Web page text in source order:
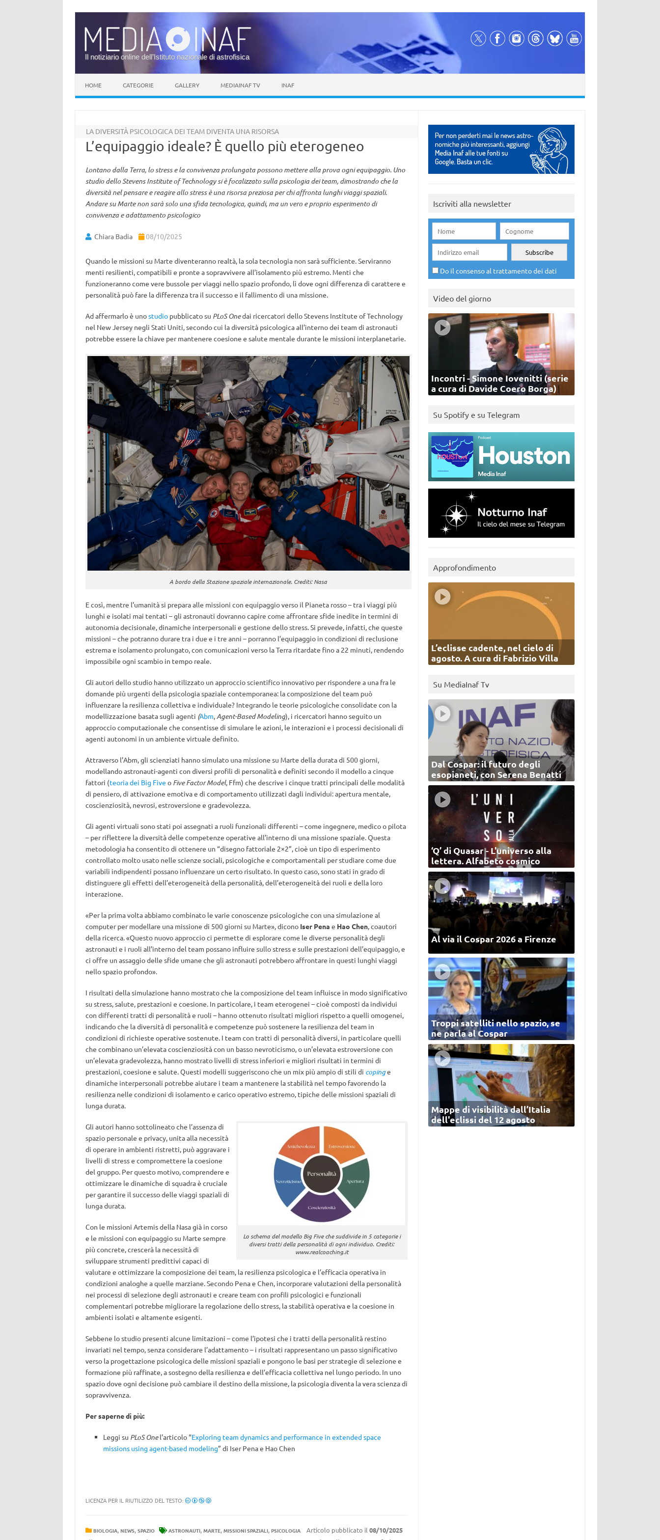
Il notiziario online dell’Istituto nazionale di astrofisica
HOME CATEGORIE GALLERY MEDIAINAF TV INAF
LA DIVERSITÀ PSICOLOGICA DEI TEAM DIVENTA UNA RISORSA
L’equipaggio ideale? È quello più eterogeneo
Lontano dalla Terra, lo stress e la convivenza prolungata possono mettere alla prova ogni equipaggio. Uno
studio dello Stevens Institute of Technology si è focalizzato sulla psicologia dei team, dimostrando che la
diversità nel pensare e reagire allo stress è una risorsa preziosa per chi affronta lunghi viaggi spaziali.
Andare su Marte non sarà solo una sfida tecnologica, quindi, ma un vero e proprio esperimento di
convivenza e adattamento psicologico
Chiara Badia 08/10/2025
Quando le missioni su Marte diventeranno realtà, la sola tecnologia non sarà sufficiente. Serviranno
menti resilienti, compatibili e pronte a sopravvivere all’isolamento più estremo. Menti che
funzioneranno come vere bussole per viaggi nello spazio profondo, lì dove ogni differenza di carattere e
personalità può fare la differenza tra il successo e il fallimento di una missione.
Ad affermarlo è unostudiopubblicato su PLoS Onedai ricercatori dello Stevens Institute of Technology
nel New Jersey negli Stati Uniti, secondo cui la diversità psicologica all’interno dei team di astronauti
potrebbe essere la chiave per mantenere coesione e salute mentale durante le missioni interplanetarie.
A bordo della Stazione spaziale internazionale. Crediti: Nasa
E così, mentre l’umanità si prepara alle missioni con equipaggio verso il Pianeta rosso – tra i viaggi più
lunghi e isolati mai tentati – gli astronauti dovranno capire come affrontare sfide inedite in termini di
autonomia decisionale, dinamiche interpersonali e gestione dello stress. Si prevede, infatti, che queste
missioni – che potranno durare tra i due e i tre anni – porranno l’equipaggio in condizioni di reclusione
estrema e isolamento prolungato, con comunicazioni verso la Terra ritardate fino a 22 minuti, rendendo
impossibile ogni scambio in tempo reale.
Gli autori dello studio hanno utilizzato un approccio scientifico innovativo per rispondere a una fra le
domande più urgenti della psicologia spaziale contemporanea: la composizione del team può
influenzare la resilienza collettiva e individuale? Integrando le teorie psicologiche consolidate con la
modellizzazione basata sugli agenti (Abm,Agent-Based Modeling), i ricercatori hanno seguito un
approccio computazionale che consentisse di simulare le azioni, le interazioni e i processi decisionali di
agenti autonomi in un ambiente virtuale definito.
Attraverso l’Abm, gli scienziati hanno simulato una missione su Marte della durata di 500 giorni,
modellando astronauti-agenti con diversi profili di personalità e definiti secondo il modello a cinque
fattori (teoria dei Big Five o Five Factor Model, Ffm) che descrive i cinque tratti principali delle modalità
di pensiero, di attivazione emotiva e di comportamento utilizzati dagli individui: apertura mentale,
coscienziosità, nevrosi, estroversione e gradevolezza.
Gli agenti virtuali sono stati poi assegnati a ruoli funzionali differenti – come ingegnere, medico o pilota
– per riflettere la diversità delle competenze operative all’interno di una missione spaziale. Questa
metodologia ha consentito di ottenere un “disegno fattoriale 2×2”, cioè un tipo di esperimento
controllato molto usato nelle scienze sociali, psicologiche e comportamentali per studiare come due
variabili indipendenti possano influenzare un certo risultato. In questo caso, sono stati in grado di
distinguere gli effetti dell’eterogeneità della personalità, dell’eterogeneità dei ruoli e della loro
interazione.
«Per la prima volta abbiamo combinato le varie conoscenze psicologiche con una simulazione al
computer per modellare una missione di 500 giorni su Marte», dicono Iser Pena e Hao Chen, coautori
della ricerca. «Questo nuovo approccio ci permette di esplorare come le diverse personalità degli
astronauti e i ruoli all’interno del team possano influire sullo stress e sulle prestazioni dell’equipaggio, e
ci offre un assaggio delle sfide umane che gli astronauti potrebbero affrontare in questi lunghi viaggi
nello spazio profondo».
I risultati della simulazione hanno mostrato che la composizione del team influisce in modo significativo
su stress, salute, prestazioni e coesione. In particolare, i team eterogenei – cioè composti da individui
con differenti tratti di personalità e ruoli – hanno ottenuto risultati migliori rispetto a quelli omogenei,
indicando che la diversità di personalità e competenze può sostenere la resilienza del team in
condizioni di richieste operative sostenute. I team con tratti di personalità diversi, in particolare quelli
che combinano un’elevata coscienziosità con un basso nevroticismo, o un’elevata estroversione con
un’elevata gradevolezza, hanno mostrato livelli di stress inferiori e migliori risultati in termini di
prestazioni, coesione e salute. Questi modelli suggeriscono che un mix più ampio di stili di copinge
dinamiche interpersonali potrebbe aiutare i team a mantenere la stabilità nel tempo favorendo la
resilienza nelle condizioni di isolamento e carico operativo estremo, tipiche delle missioni spaziali di
lunga durata.
Lo schema del modello Big Five che suddivide in 5 categorie i
diversi tratti della personalità di ogni individuo. Crediti:
www.realcoaching.it
Gli autori hanno sottolineato che l’assenza di
spazio personale e privacy, unita alla necessità
di operare in ambienti ristretti, può aggravare i
livelli di stress e compromettere la coesione
del gruppo. Per questo motivo, comprendere e
ottimizzare le dinamiche di squadra è cruciale
per garantire il successo delle viaggi spaziali di
lunga durata.
Con le missioni Artemis della Nasa già in corso
e le missioni con equipaggio su Marte sempre
più concrete, crescerà la necessità di
sviluppare strumenti predittivi capaci di
valutare e ottimizzare la composizione dei team, la resilienza psicologica e l’efficacia operativa in
condizioni analoghe a quelle marziane. Secondo Pena e Chen, incorporare valutazioni della personalità
nei processi di selezione degli astronauti e creare team con profili psicologici e funzionali
complementari potrebbe migliorare la regolazione dello stress, la stabilità operativa e la coesione in
ambienti isolati e altamente esigenti.
Sebbene lo studio presenti alcune limitazioni – come l’ipotesi che i tratti della personalità restino
invariati nel tempo, senza considerare l’adattamento – i risultati rappresentano un passo significativo
verso la progettazione psicologica delle missioni spaziali e pongono le basi per strategie di selezione e
formazione più raffinate, a sostegno della resilienza e dell’efficacia collettiva nel lungo periodo. In uno
spazio dove ogni decisione può cambiare il destino della missione, la psicologia diventa la vera scienza di
sopravvivenza.
Per saperne di più:
Leggi su PLoS Onel’articolo “Exploring team dynamics and performance in extended space
missions using agent-based modeling” di Iser Pena e Hao Chen
LICENZA PER IL RIUTILIZZO DEL TESTO:
BIOLOGIA, NEWS, SPAZIO ASTRONAUTI, MARTE, MISSIONI SPAZIALI, PSICOLOGIA Articolo pubblicato il 08/10/2025
Iscriviti alla newsletter
Do il consenso al trattamento dei dati
Video del giorno
Incontri - Simone Iovenitti (serie
a cura di Davide Coero Borga)
Su Spotify e su Telegram
Approfondimento
L’eclisse cadente, nel cielo di
agosto. A cura di Fabrizio Villa
Su MediaInaf Tv
Dal Cospar: il futuro degli
esopianeti, con Serena Benatti
‘Q’ di Quasar - L'universo alla
lettera. Alfabeto cosmico
Al via il Cospar 2026 a Firenze
Troppi satelliti nello spazio, se
ne parla al Cospar
Mappe di visibilità dall’Italia
dell'eclissi del 12 agosto